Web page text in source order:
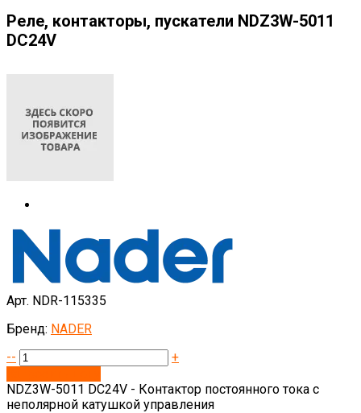
Реле, контакторы, пускатели NDZ3W-5011
DC24V
Арт. NDR-115335
Бренд: NADER
--
+
NDZ3W-5011 DC24V - Контактор постоянного тока c
неполярной катушкой управления